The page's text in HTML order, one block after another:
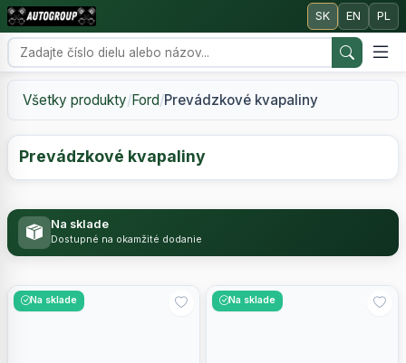
SK EN PL
Všetky produkty/Ford/Prevádzkové kvapaliny
Prevádzkové kvapaliny
Na sklade
Dostupné na okamžité dodanie
Na sklade Na sklade